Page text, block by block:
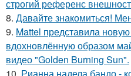
строгий референс
8. Давайте знакомиться!
9. Mattel представила
вдохновлённую образом
видео "Golden Burning Sun".
10. Рианна надела бандо -